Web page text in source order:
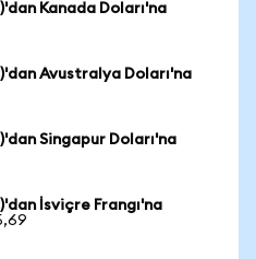
Kanada Doları'na
Avustralya Doları'na
Singapur Doları'na
İsviçre Frangı'na